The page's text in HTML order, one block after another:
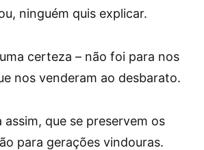
ninguém quis explicar.
certeza – não foi para nos
nos venderam ao desbarato.
assim, que se preservem os
para gerações vindouras.